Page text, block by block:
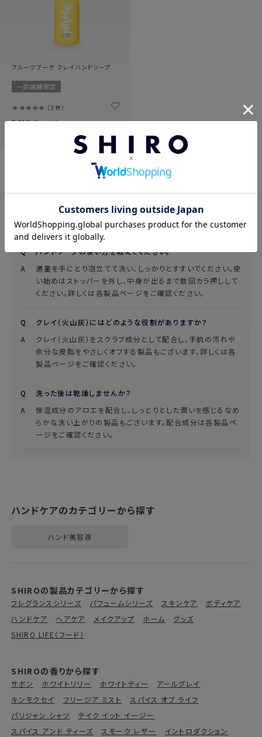
フルーツブーケ クレイハンドソープ
一部店舗限定
3件
1
よくあるご質問
ハンドソープの使い方を教えてください。
適量を手にとり泡立てて洗い、しっかりとすすいでください。使
い始めはストッパーを外し、中身が出るまで数回カラ押しして
ください。詳しくは各製品ページをご確認ください。
クレイ（火山灰）にはどのような役割がありますか？
クレイ（火山灰）をスクラブ成分として配合し、手肌の汚れや
余分な皮脂をやさしくオフする製品もございます。詳しくは各
製品ページをご確認ください。
洗った後は乾燥しませんか？
保湿成分のアロエを配合し、しっとりとした潤いを感じるなめ
らかな洗い上がりの製品もございます。配合成分は各製品ペ
ージをご確認ください。
ハンドケアのカテゴリーから探す
ハンド美容液
SHIROの製品カテゴリーから探す
フレグランスシリーズ パフュームシリーズ スキンケア
ボディケア
ハンドケア
ヘアケア メイクアップ ホーム
グッズ
SHIRO LIFE（フード）
SHIROの香りから探す
サボン ホワイトリリー ホワイトティー
アールグレイ
キンモクセイ
フリージア ミスト
スパイス オブ ライフ
パリジャン シャツ
テイク イット イージー
スパイス アンド ティーズ
スモーク レザー
イントロダクション